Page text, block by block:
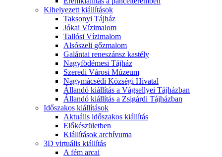
Kihelyezett kiállítások
Taksonyi Tájház
Jókai Vízimalom
Tallósi Vízimalom
Alsószeli gőzmalom
Galántai reneszánsz kastély
Nagyfödémesi Tájház
Szeredi Városi Múzeum
Nagymácsédi Községi Hivatal
Állandó kiállítás a Vágsellyei Tájházban
Állandó kiállítás a Zsigárdi Tájházban
Időszakos kiállítások
Aktuális időszakos kiállítás
Előkészületben
Kiállítások archívuma
3D virtuális kiállítás
A fém arcai